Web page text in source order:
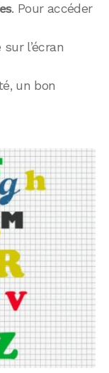
. Pour accéder
l’écran
un bon